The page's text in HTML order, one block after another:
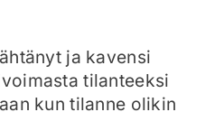
ja kavensi
tilanteeksi
kun tilanne olikin